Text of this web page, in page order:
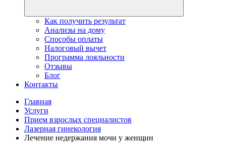
Как получить результат
Анализы на дому
Способы оплаты
Налоговый вычет
Программа лояльности
Отзывы
Блог
Контакты
Главная
Услуги
Прием взрослых специалистов
Лазерная гинекология
Лечение недержания мочи у женщин